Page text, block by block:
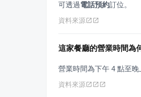
可透過電話預約訂位。
資料來源
這家餐廳的營業時間為
營業時間為下午 4 點至晚
資料來源